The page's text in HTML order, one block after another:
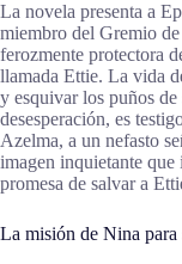
La novela presenta a
miembro del Gremio
ferozmente protectora
llamada Ettie. La vida
y esquivar los puños
desesperación, es
Azelma, a un nefasto
imagen inquietante
promesa de salvar a
La misión de Nina para